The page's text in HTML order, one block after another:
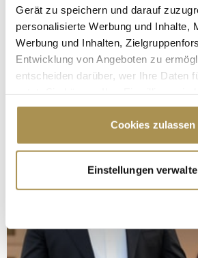
Gerät zu speichern und darauf
personalisierte Werbung und Inhalte,
Werbung und Inhalten,
Entwicklung von Angeboten zu
entscheiden darüber, wer Ihre Daten
Cookie-Erklärung oder durch Klicken
Trigger Symbol ändern oder widerrufen
Informationen über Ihre
erfassen, welche bis auf einige
bestimmten Merkmalen
Cookies zulassen
Einstellungen